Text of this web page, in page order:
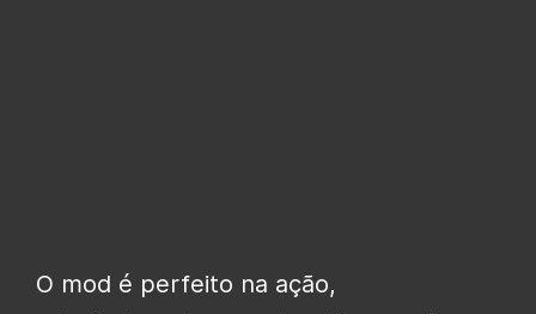
O mod é perfeito na ação,